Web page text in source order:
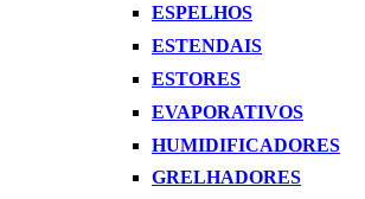
ESPELHOS
ESTENDAIS
ESTORES
EVAPORATIVOS
HUMIDIFICADORES
GRELHADORES